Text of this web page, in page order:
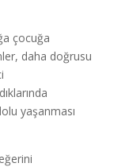
çocuğa
daha doğrusu
yaşanması